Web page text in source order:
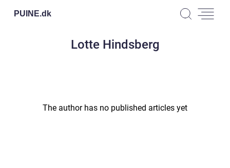
PUINE.dk
Lotte Hindsberg
The author has no published articles yet